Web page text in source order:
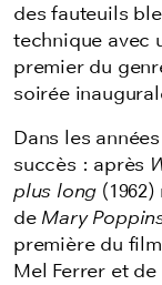
des fauteuils
technique avec
premier du
soirée
Dans les
succès : après
plus long
de Mary
première du
Mel Ferrer et